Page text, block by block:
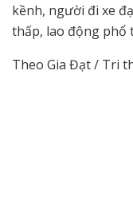
kềnh, người đi xe
thấp, lao động phổ
Theo Gia Đạt / Tri